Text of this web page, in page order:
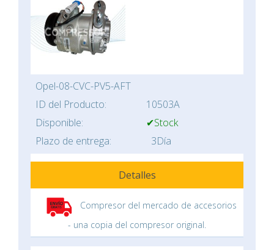
Opel-08-CVC-PV5-AFT
ID del Producto:
10503A
Disponible:
✔Stock
Plazo de entrega:
3Día
Detalles
Compresor del mercado de accesorios
- una copia del compresor original.